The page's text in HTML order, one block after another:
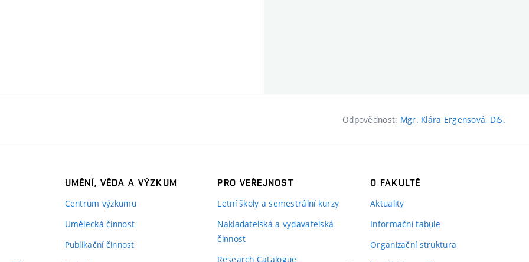
Odpovědnost: Mgr. Klára Ergensová, DiS.
UMĚNÍ, VĚDA A VÝZKUM
Centrum výzkumu
Umělecká činnost
Publikační činnost
PRO VEŘEJNOST
Letní školy a semestrální kurzy
Nakladatelská a vydavatelská
činnost
Research Catalogue
O FAKULTĚ
Aktuality
Informační tabule
Organizační struktura